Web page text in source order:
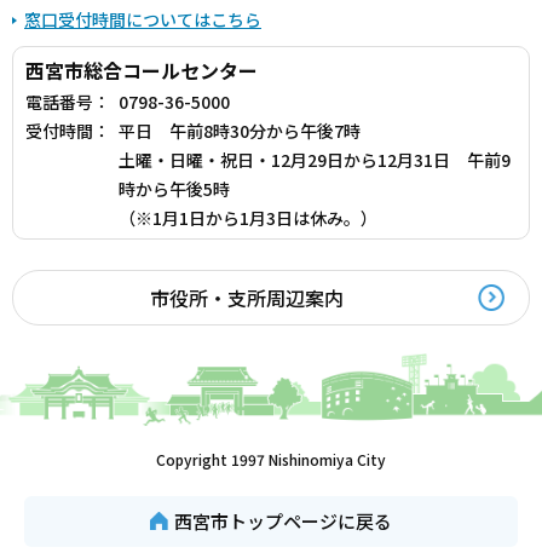
窓口受付時間についてはこちら
西宮市総合コールセンター
電話番号：
0798-36-5000
受付時間：
平日 午前8時30分から午後7時
土曜・日曜・祝日・12月29日から12月31日 午前9
時から午後5時
（※1月1日から1月3日は休み。）
市役所・支所周辺案内
Copyright 1997 Nishinomiya City
西宮市トップページに戻る